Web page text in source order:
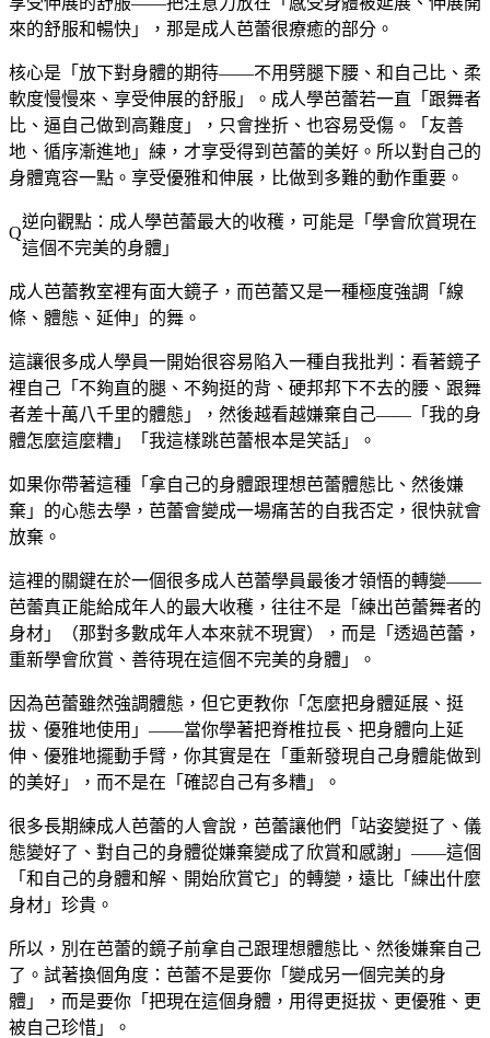
來的舒服和暢快」，那是成人芭蕾很療癒的部分。
核心是「放下對身體的期待——不用劈腿下腰、和自己比、柔
軟度慢慢來、享受伸展的舒服」。成人學芭蕾若一直「跟舞者
比、逼自己做到高難度」，只會挫折、也容易受傷。「友善
地、循序漸進地」練，才享受得到芭蕾的美好。所以對自己的
身體寬容一點。享受優雅和伸展，比做到多難的動作重要。
逆向觀點：成人學芭蕾最大的收穫，可能是「學會欣賞現在
這個不完美的身體」
成人芭蕾教室裡有面大鏡子，而芭蕾又是一種極度強調「線
條、體態、延伸」的舞。
這讓很多成人學員一開始很容易陷入一種自我批判：看著鏡子
裡自己「不夠直的腿、不夠挺的背、硬邦邦下不去的腰、跟舞
者差十萬八千里的體態」，然後越看越嫌棄自己——「我的身
體怎麼這麼糟」「我這樣跳芭蕾根本是笑話」。
如果你帶著這種「拿自己的身體跟理想芭蕾體態比、然後嫌
棄」的心態去學，芭蕾會變成一場痛苦的自我否定，很快就會
放棄。
這裡的關鍵在於一個很多成人芭蕾學員最後才領悟的轉變——
芭蕾真正能給成年人的最大收穫，往往不是「練出芭蕾舞者的
身材」（那對多數成年人本來就不現實），而是「透過芭蕾，
重新學會欣賞、善待現在這個不完美的身體」。
因為芭蕾雖然強調體態，但它更教你「怎麼把身體延展、挺
拔、優雅地使用」——當你學著把脊椎拉長、把身體向上延
伸、優雅地擺動手臂，你其實是在「重新發現自己身體能做到
的美好」，而不是在「確認自己有多糟」。
很多長期練成人芭蕾的人會說，芭蕾讓他們「站姿變挺了、儀
態變好了、對自己的身體從嫌棄變成了欣賞和感謝」——這個
「和自己的身體和解、開始欣賞它」的轉變，遠比「練出什麼
身材」珍貴。
所以，別在芭蕾的鏡子前拿自己跟理想體態比、然後嫌棄自己
了。試著換個角度：芭蕾不是要你「變成另一個完美的身
體」，而是要你「把現在這個身體，用得更挺拔、更優雅、更
被自己珍惜」。